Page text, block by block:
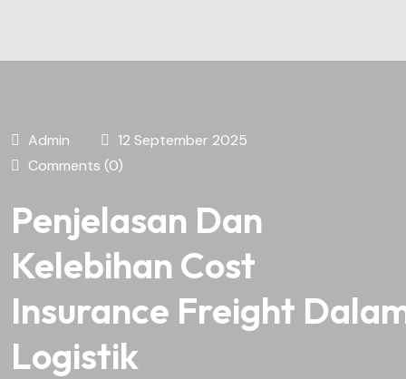
Admin
12 September 2025
Comments (0)
Penjelasan Dan
Kelebihan Cost
Insurance Freight
Logistik